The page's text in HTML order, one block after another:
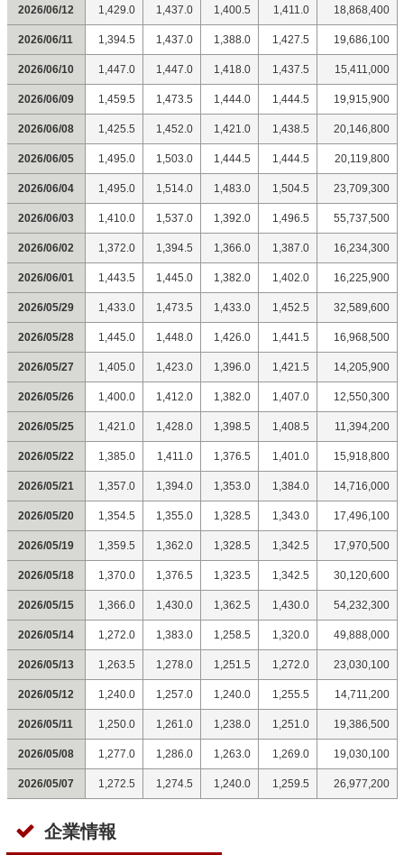
2026/06/12 1,429.0 1,437.0 1,400.5 1,411.0 18,868,400
2026/06/11 1,394.5 1,437.0 1,388.0 1,427.5 19,686,100
2026/06/10 1,447.0 1,447.0 1,418.0 1,437.5 15,411,000
2026/06/09 1,459.5 1,473.5 1,444.0 1,444.5 19,915,900
2026/06/08 1,425.5 1,452.0 1,421.0 1,438.5 20,146,800
2026/06/05 1,495.0 1,503.0 1,444.5 1,444.5 20,119,800
2026/06/04 1,495.0 1,514.0 1,483.0 1,504.5 23,709,300
2026/06/03 1,410.0 1,537.0 1,392.0 1,496.5 55,737,500
2026/06/02 1,372.0 1,394.5 1,366.0 1,387.0 16,234,300
2026/06/01 1,443.5 1,445.0 1,382.0 1,402.0 16,225,900
2026/05/29 1,433.0 1,473.5 1,433.0 1,452.5 32,589,600
2026/05/28 1,445.0 1,448.0 1,426.0 1,441.5 16,968,500
2026/05/27 1,405.0 1,423.0 1,396.0 1,421.5 14,205,900
2026/05/26 1,400.0 1,412.0 1,382.0 1,407.0 12,550,300
2026/05/25 1,421.0 1,428.0 1,398.5 1,408.5 11,394,200
2026/05/22 1,385.0 1,411.0 1,376.5 1,401.0 15,918,800
2026/05/21 1,357.0 1,394.0 1,353.0 1,384.0 14,716,000
2026/05/20 1,354.5 1,355.0 1,328.5 1,343.0 17,496,100
2026/05/19 1,359.5 1,362.0 1,328.5 1,342.5 17,970,500
2026/05/18 1,370.0 1,376.5 1,323.5 1,342.5 30,120,600
2026/05/15 1,366.0 1,430.0 1,362.5 1,430.0 54,232,300
2026/05/14 1,272.0 1,383.0 1,258.5 1,320.0 49,888,000
2026/05/13 1,263.5 1,278.0 1,251.5 1,272.0 23,030,100
2026/05/12 1,240.0 1,257.0 1,240.0 1,255.5 14,711,200
2026/05/11 1,250.0 1,261.0 1,238.0 1,251.0 19,386,500
2026/05/08 1,277.0 1,286.0 1,263.0 1,269.0 19,030,100
2026/05/07 1,272.5 1,274.5 1,240.0 1,259.5 26,977,200
企業情報